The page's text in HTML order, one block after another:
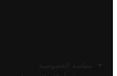
سياسة الخصوصية